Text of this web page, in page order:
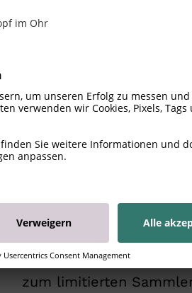
wohlbekannt: Es
breiten Steiff
Unsere drei
sowohl in ihrer
Preisgestaltung, vom
zum limitierten